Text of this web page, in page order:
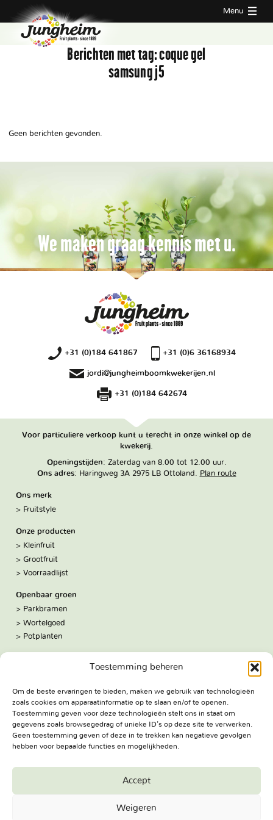
Toestemming beheren
Om de beste ervaringen te bieden, maken we gebruik van technologieën
zoals cookies om apparaatinformatie op te slaan en/of te openen.
Toestemming geven voor deze technologieën stelt ons in staat om
gegevens zoals browsegedrag of unieke ID's op deze site te verwerken.
Geen toestemming geven of deze in te trekken kan negatieve gevolgen
hebben voor bepaalde functies en mogelijkheden.
Accept
Weigeren
Menu
Berichten met tag:coque gel
samsung j5
Geen berichten gevonden.
We maken graag kennis met u.
+31 (0)184 641867 +31 (0)6 36168934
jordi@jungheimboomkwekerijen.nl
+31 (0)184 642674
Voor particuliere verkoop kunt u terecht in onze winkel op de
kwekerij.
Openingstijden: Zaterdag van 8.00 tot 12.00 uur.
Ons adres: Haringweg 3A 2975 LB Ottoland. Plan route
Ons merk
Fruitstyle
Onze producten
Kleinfruit
Grootfruit
Voorraadlijst
Openbaar groen
Parkbramen
Wortelgoed
Potplanten
Volg ons:
Facebook
Bezoekadres
Haringweg 3A
2975 LB Ottoland
Reserved.